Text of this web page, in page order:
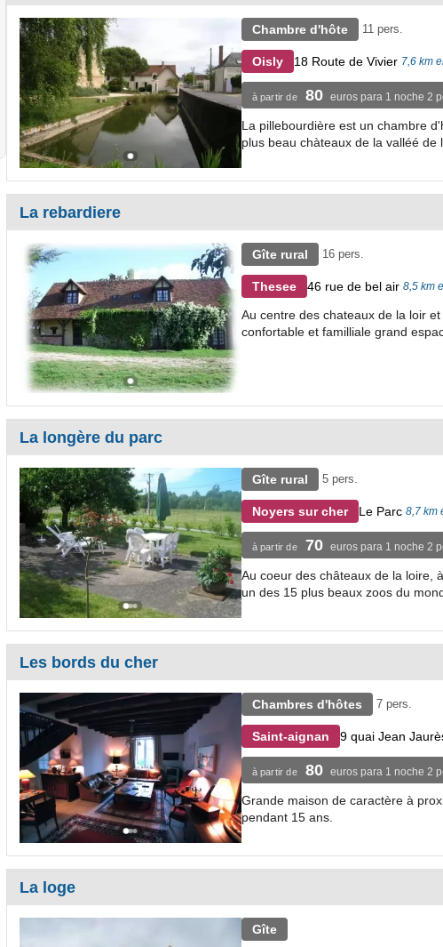
Chambre d'hôte 11 pers.
Oisly 18 Route de Vivier 7,6 km
à partir de 80 euros para 1 noche 2
La pillebourdière est un chambre
plus beau chàteaux de la valléé de
La rebardiere
Gîte rural 16 pers.
Thesee 46 rue de bel air 8,5 km
Au centre des chateaux de la loir
confortable et familliale grand
La longère du parc
Gîte rural 5 pers.
Noyers sur cher Le Parc 8,7 km
à partir de 70 euros para 1 noche 2
Au coeur des châteaux de la loire,
un des 15 plus beaux zoos du
Les bords du cher
Chambres d'hôtes 7 pers.
Saint-aignan 9 quai Jean
à partir de 80 euros para 1 noche 2
Grande maison de caractère à
pendant 15 ans.
La loge
Gîte